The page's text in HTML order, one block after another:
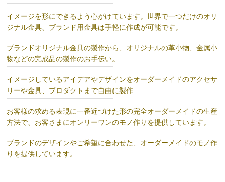
イメージを形にできるよう心がけています。世界で一つだけのオリ
ジナル金具、ブランド用金具は手軽に作成が可能です。
ブランドオリジナル金具の製作から、オリジナルの革小物、金属小
物などの完成品の製作のお手伝い。
イメージしているアイデアやデザインをオーダーメイドのアクセサ
リーや金具、プロダクトまで自由に製作
お客様の求める表現に一番近づけた形の完全オーダーメイドの生産
方法で、お客さまにオンリーワンのモノ作りを提供しています。
ブランドのデザインやご希望に合わせた、オーダーメイドのモノ作
りを提供しています。